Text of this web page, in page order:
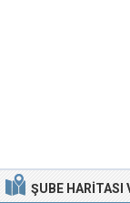
ŞUBE HARITASI